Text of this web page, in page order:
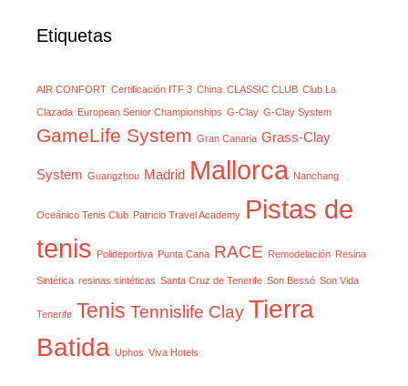
Etiquetas
AIR CONFORT Certificación ITF 3 China CLASSIC CLUB Club La
Clazada European Senior Championships G-Clay G-Clay System
GameLife System Gran Canaria Grass-Clay
System Guangzhou Madrid Mallorca Nanchang
Oceánico Tenis Club Patricio Travel Academy Pistas de
tenis Polideportiva Punta Cana RACE Remodelación Resina
Sintética resinas sintéticas Santa Cruz de Tenerife Son Bessó Son Vida
Tenerife Tenis Tennislife Clay Tierra
Batida Uphos Viva Hotels